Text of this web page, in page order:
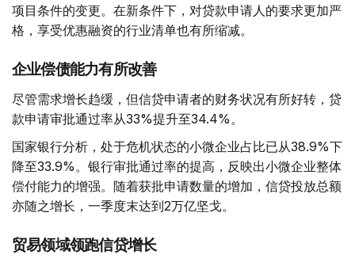
项目条件的变更。在新条件下，对贷款申请人的要求更加严
格，享受优惠融资的行业清单也有所缩减。
企业偿债能力有所改善
尽管需求增长趋缓，但信贷申请者的财务状况有所好转，贷
款申请审批通过率从33%提升至34.4%。
国家银行分析，处于危机状态的小微企业占比已从38.9%下
降至33.9%。银行审批通过率的提高，反映出小微企业整体
偿付能力的增强。随着获批申请数量的增加，信贷投放总额
亦随之增长，一季度末达到2万亿坚戈。
贸易领域领跑信贷增长